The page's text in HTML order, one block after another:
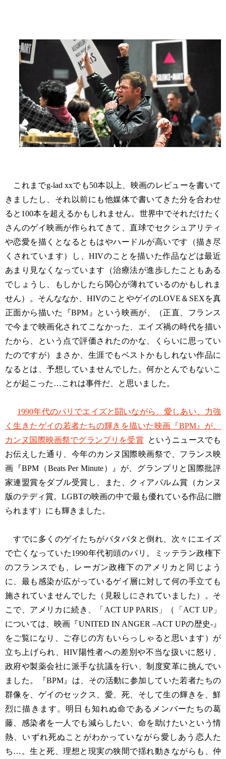
これまでg-lad xxでも50本以上、映画のレビューを書いて
きましたし、それ以前にも他媒体で書いてきた分を合わせ
ると100本を超えるかもしれません。世界中でそれだけたく
さんのゲイ映画が作られてきて、直球でセクシュアリティ
や恋愛を描くとなるともはやハードルが高いです（描き尽
くされています）し、HIVのことを描いた作品などは最近
あまり見なくなっています（治療法が進歩したこともある
でしょうし、もしかしたら関心が薄れているのかもしれま
せん）。そんななか、HIVのことやゲイのLOVE＆SEXを真
正面から描いた『BPM』という映画が、（正直、フランス
で今まで映画化されてこなかった、エイズ禍の時代を描い
たから、という点で評価されたのかな、くらいに思ってい
たのですが）まさか、生涯でもベストかもしれない作品に
なるとは、予想していませんでした。何かとんでもないこ
とが起こった…これは事件だ、と思いました。
1990年代のパリでエイズと闘いながら、愛しあい、力強
く生きたゲイの若者たちの輝きを描いた映画『BPM』が、
カンヌ国際映画祭でグランプリを受賞
というニュースでも
お伝えした通り、今年のカンヌ国際映画祭で、フランス映
画『BPM（Beats Per Minute）』が、グランプリと国際批評
家連盟賞をダブル受賞し、また、クィアパルム賞（カンヌ
版のテディ賞。LGBTの映画の中で最も優れている作品に贈
られます）にも輝きました。
すでに多くのゲイたちがバタバタと倒れ、次々にエイズ
で亡くなっていた1990年代初頭のパリ。ミッテラン政権下
のフランスでも、レーガン政権下のアメリカと同じよう
に、最も感染が広がっているゲイ層に対して何の手立ても
施されていませんでした（見殺しにされていました）。そ
こで、アメリカに続き、「ACT UP PARIS」（「ACT UP」
については、映画『UNITED IN ANGER –ACT UPの歴史-』
をご覧になり、ご存じの方もいらっしゃると思います）が
立ち上げられ、HIV陽性者への差別や不当な扱いに怒り、
政府や製薬会社に派手な抗議を行い、制度変革に挑んでい
ました。『BPM』は、その活動に参加していた若者たちの
群像を、ゲイのセックス、愛、死、そして生の輝きを、鮮
烈に描きます。明日も知れぬ命であるメンバーたちの葛
藤、感染者を一人でも減らしたい、命を助けたいという情
熱、いずれ死ぬことがわかっていながら愛しあう恋人た
ち…。生と死、理想と現実の狭間で揺れ動きながらも、仲